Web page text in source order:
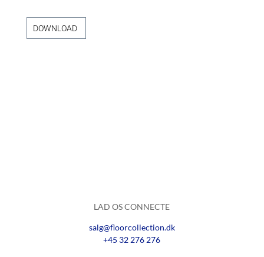
DOWNLOAD
LAD OS CONNECTE
salg@floorcollection.dk
+45 32 276 276